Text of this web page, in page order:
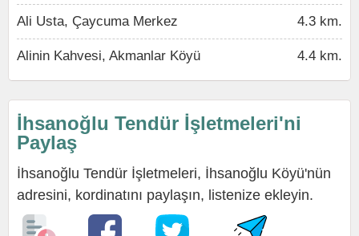
Ali Usta, Çaycuma Merkez 4.3 km.
Alinin Kahvesi, Akmanlar Köyü 4.4 km.
İhsanoğlu Tendür İşletmeleri'ni
Paylaş
İhsanoğlu Tendür İşletmeleri, İhsanoğlu Köyü'nün
adresini, kordinatını paylaşın, listenize ekleyin.